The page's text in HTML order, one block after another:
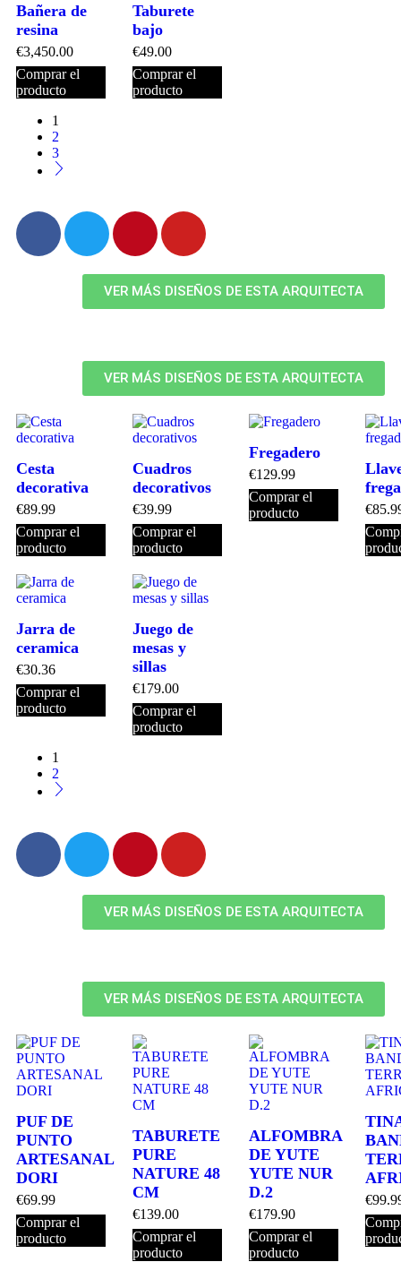
Bañera de
resina
€3,450.00
Comprar el
producto
Taburete
bajo
€49.00
Comprar el
producto
1
2
3
VER MÁS DISEÑOS DE ESTA ARQUITECTA
VER MÁS DISEÑOS DE ESTA ARQUITECTA
Cesta
decorativa
€89.99
Comprar el
producto
Cuadros
decorativos
€39.99
Comprar el
producto
Fregadero
€129.99
Comprar el
producto
€
Jarra de
ceramica
€30.36
Comprar el
producto
Juego de
mesas y
sillas
€179.00
Comprar el
producto
1
2
VER MÁS DISEÑOS DE ESTA ARQUITECTA
VER MÁS DISEÑOS DE ESTA ARQUITECTA
PUF DE
PUNTO
ARTESANAL
DORI
€69.99
Comprar el
producto
TABURETE
PURE
NATURE 48
CM
€139.00
Comprar el
producto
ALFOMBRA
DE YUTE
YUTE NUR
D.2
€179.90
Comprar el
producto
€